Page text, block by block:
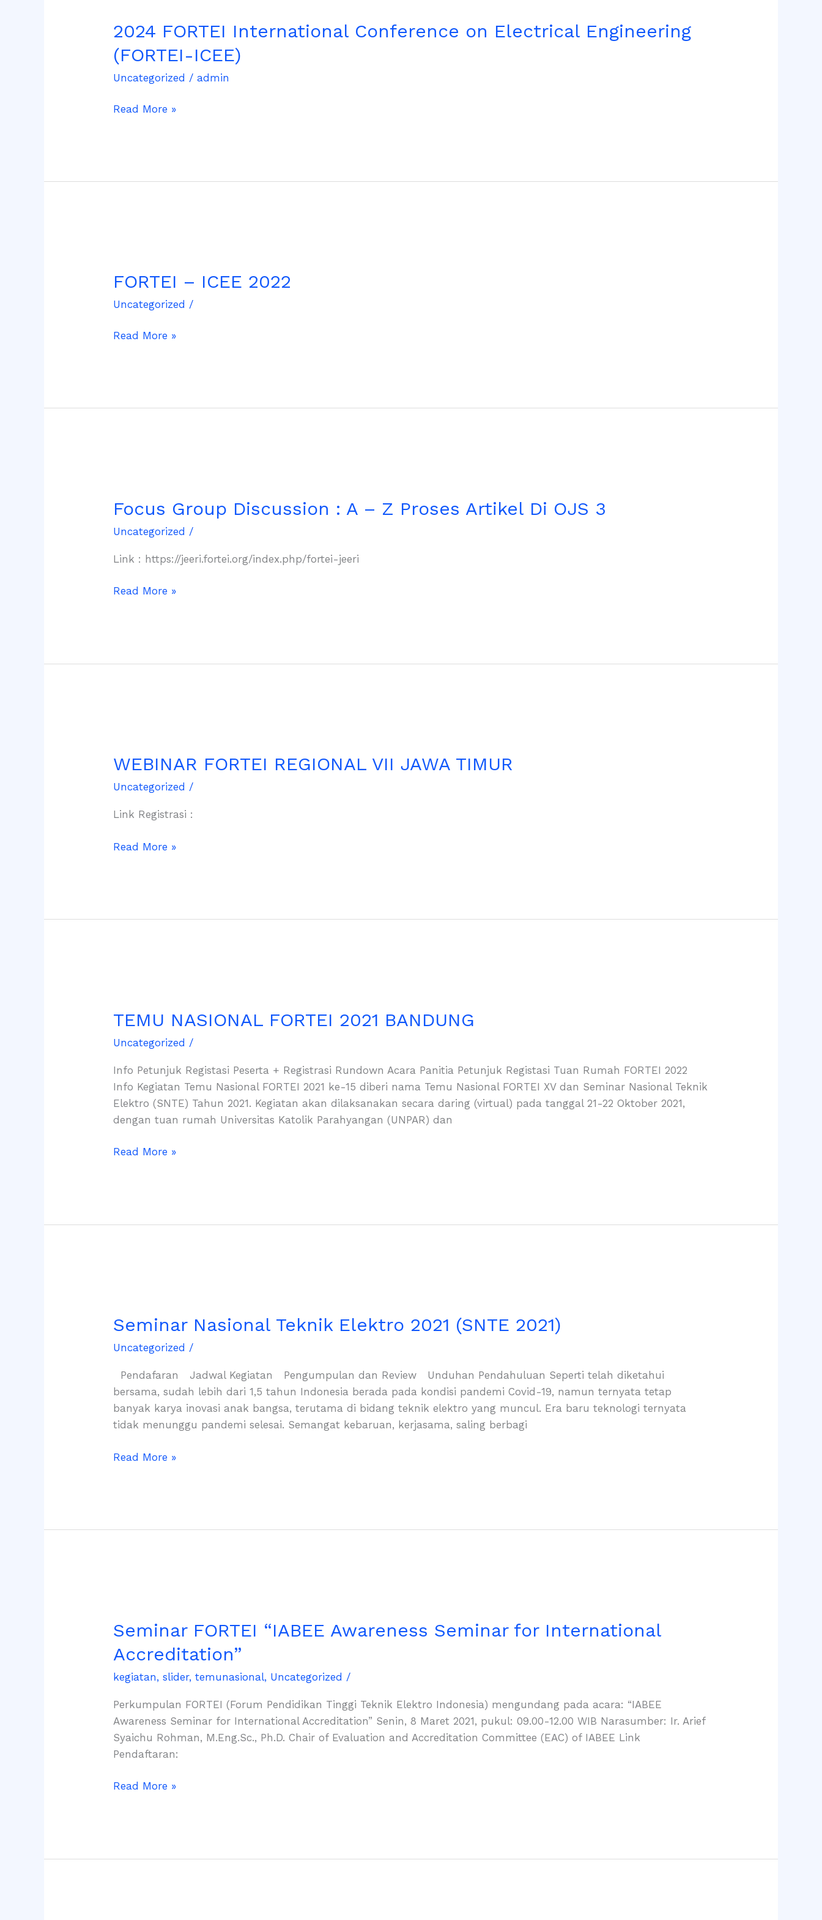
2024 FORTEI International Conference on Electrical Engineering
(FORTEI-ICEE)
Uncategorized /admin
International
on
Electrical
(FORTEI-
Read More »
FORTEI – ICEE 2022
Uncategorized /
ICEE
Read More »
Focus Group Discussion : A – Z Proses Artikel Di OJS 3
Uncategorized /
Link : https://jeeri.fortei.org/index.php/fortei-jeeri
Discussion
A
–
Proses
Read More »
WEBINAR FORTEI REGIONAL VII JAWA TIMUR
Uncategorized /
Link Registrasi :
REGIONAL
JAWA
TIMUR
Read More »
TEMU NASIONAL FORTEI 2021 BANDUNG
Uncategorized /
Info Petunjuk Registasi Peserta + Registrasi Rundown Acara Panitia Petunjuk Registasi Tuan Rumah FORTEI 2022
Info Kegiatan Temu Nasional FORTEI 2021 ke-15 diberi nama Temu Nasional FORTEI XV dan Seminar Nasional Teknik
Elektro (SNTE) Tahun 2021. Kegiatan akan dilaksanakan secara daring (virtual) pada tanggal 21-22 Oktober 2021,
dengan tuan rumah Universitas Katolik Parahyangan (UNPAR) dan
FORTEI
BANDUNG
Read More »
Seminar Nasional Teknik Elektro 2021 (SNTE 2021)
Uncategorized /
Pendafaran Jadwal Kegiatan Pengumpulan dan Review Unduhan Pendahuluan Seperti telah diketahui
bersama, sudah lebih dari 1,5 tahun Indonesia berada pada kondisi pandemi Covid-19, namun ternyata tetap
banyak karya inovasi anak bangsa, terutama di bidang teknik elektro yang muncul. Era baru teknologi ternyata
tidak menunggu pandemi selesai. Semangat kebaruan, kerjasama, saling berbagi
Teknik
2021
(SNTE
2021)
Read More »
Seminar FORTEI “IABEE Awareness Seminar for International
Accreditation”
kegiatan,slider,temunasional, Uncategorized /
Perkumpulan FORTEI (Forum Pendidikan Tinggi Teknik Elektro Indonesia) mengundang pada acara: “IABEE
Awareness Seminar for International Accreditation” Senin, 8 Maret 2021, pukul: 09.00-12.00 WIB Narasumber: Ir. Arief
Syaichu Rohman, M.Eng.Sc., Ph.D. Chair of Evaluation and Accreditation Committee (EAC) of IABEE Link
Pendaftaran:
“IABEE
Seminar
for
Accreditation”
Read More »